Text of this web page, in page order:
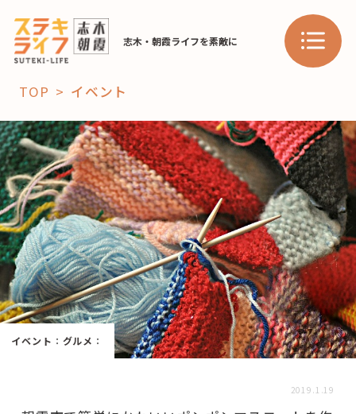
志木・朝霞ライフを素敵に
「コト」
子育て
暮らし
おすすめ
スポット 学び・教育
「場」
HAREL HAREL
活用事例
TOP イベント
イベント ： グルメ ：
2019.1.19